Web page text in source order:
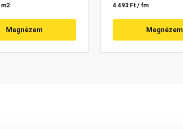
m2
Megnézem
4 493 Ft / fm
Megnézem